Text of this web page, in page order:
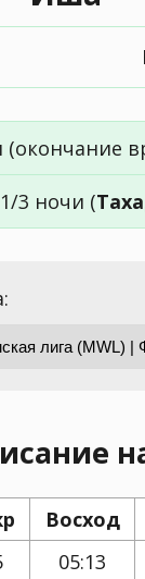
(окончание
3 ночи (
Восход
05:13